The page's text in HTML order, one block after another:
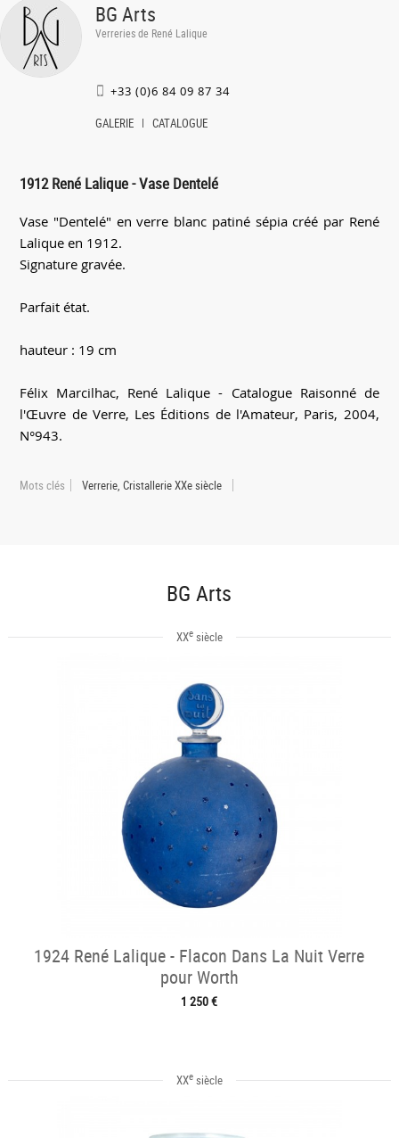
BG Arts
Verreries de René Lalique
+33 (0)6 84 09 87 34
GALERIE CATALOGUE
1912 René Lalique - Vase Dentelé
Vase "Dentelé" en verre blanc patiné sépia créé par René
Lalique en 1912.
Signature gravée.
Parfait état.
hauteur : 19 cm
Félix Marcilhac, René Lalique - Catalogue Raisonné de
l'Œuvre de Verre, Les Éditions de l'Amateur, Paris, 2004,
N°943.
Mots clés Verrerie, Cristallerie XXe siècle
BG Arts
XXesiècle
1924 René Lalique - Flacon Dans La Nuit Verre
pour Worth
1 250 €
XXesiècle